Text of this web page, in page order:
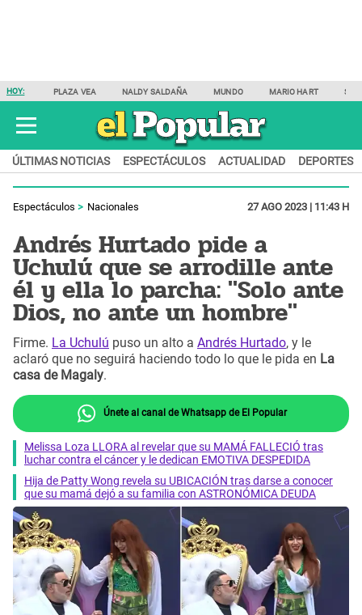
HOY: PLAZA VEA NALDY SALDAÑA MUNDO MARIO HART
ÚLTIMAS NOTICIAS ESPECTÁCULOS ACTUALIDAD DEPORTES
Espectáculos Nacionales 27 AGO 2023 | 11:43 H
Andrés Hurtado pide a
Uchulú que se arrodille ante
él y ella lo parcha: "Solo ante
Dios, no ante un hombre"
Firme. La Uchulú puso un alto a Andrés Hurtado, y le
aclaró que no seguirá haciendo todo lo que le pida en La
casa de Magaly.
Únete al canal de Whatsapp de El Popular
Melissa Loza LLORA al revelar que su MAMÁ FALLECIÓ tras
luchar contra el cáncer y le dedican EMOTIVA DESPEDIDA
Hija de Patty Wong revela su UBICACIÓN tras darse a conocer
que su mamá dejó a su familia con ASTRONÓMICA DEUDA